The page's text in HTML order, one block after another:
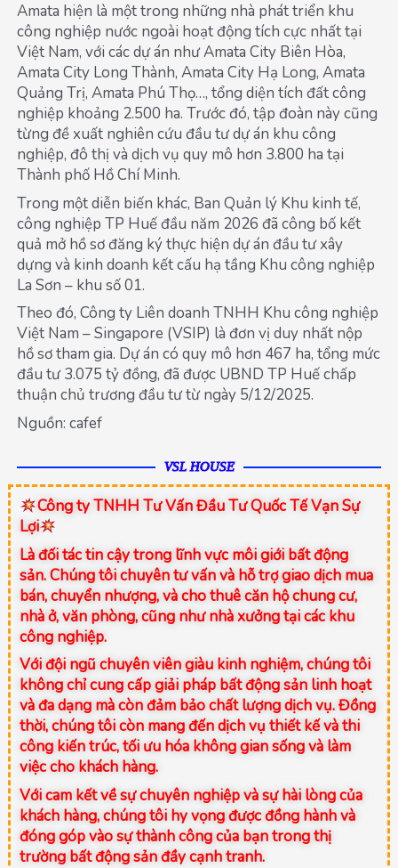
Amata hiện là một trong những nhà phát triển khu
công nghiệp nước ngoài hoạt động tích cực nhất tại
Việt Nam, với các dự án như Amata City Biên Hòa,
Amata City Long Thành, Amata City Hạ Long, Amata
Quảng Trị, Amata Phú Thọ…, tổng diện tích đất công
nghiệp khoảng 2.500 ha. Trước đó, tập đoàn này cũng
từng đề xuất nghiên cứu đầu tư dự án khu công
nghiệp, đô thị và dịch vụ quy mô hơn 3.800 ha tại
Thành phố Hồ Chí Minh.
Trong một diễn biến khác, Ban Quản lý Khu kinh tế,
công nghiệp TP Huế đầu năm 2026 đã công bố kết
quả mở hồ sơ đăng ký thực hiện dự án đầu tư xây
dựng và kinh doanh kết cấu hạ tầng Khu công nghiệp
La Sơn – khu số 01.
Theo đó, Công ty Liên doanh TNHH Khu công nghiệp
Việt Nam – Singapore (VSIP) là đơn vị duy nhất nộp
hồ sơ tham gia. Dự án có quy mô hơn 467 ha, tổng mức
đầu tư 3.075 tỷ đồng, đã được UBND TP Huế chấp
thuận chủ trương đầu tư từ ngày 5/12/2025.
Nguồn: cafef
VSL HOUSE
Công ty TNHH Tư Vấn Đầu Tư Quốc Tế Vạn Sự
Lợi
Là đối tác tin cậy trong lĩnh vực môi giới bất động
sản. Chúng tôi chuyên tư vấn và hỗ trợ giao dịch mua
bán, chuyển nhượng, và cho thuê căn hộ chung cư,
nhà ở, văn phòng, cũng như nhà xưởng tại các khu
công nghiệp.
Với đội ngũ chuyên viên giàu kinh nghiệm, chúng tôi
không chỉ cung cấp giải pháp bất động sản linh hoạt
và đa dạng mà còn đảm bảo chất lượng dịch vụ. Đồng
thời, chúng tôi còn mang đến dịch vụ thiết kế và thi
công kiến trúc, tối ưu hóa không gian sống và làm
việc cho khách hàng.
Với cam kết về sự chuyên nghiệp và sự hài lòng của
khách hàng, chúng tôi hy vọng được đồng hành và
đóng góp vào sự thành công của bạn trong thị
trường bất động sản đầy cạnh tranh.